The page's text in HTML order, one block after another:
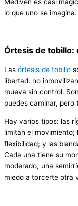
lo que uno se imagina.
Órtesis de tobillo:
Las órtesis de tobillo
libertad: no
mueva sin control.
puedes caminar,
Hay varios tipos: las
limitan el movimiento;
flexibilidad; y las
Cada una tiene su
moderado, una
miedo a torcerte otra